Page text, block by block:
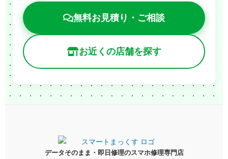
無料お見積り・ご相談
お近くの店舗を探す
データそのまま・即日修理のスマホ修理専門店